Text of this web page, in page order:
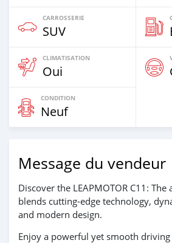
CARROSSERIE
SUV
CLIMATISATION
Oui
CONDITION
Neuf
Message du vendeur
Discover the LEAPMOTOR C11: The
blends cutting-edge technology,
and modern design.
Enjoy a powerful yet smooth